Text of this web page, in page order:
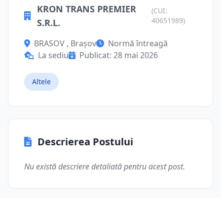
KRON TRANS PREMIER
S.R.L.
(CUI:
40651989)
BRASOV , Brașov
Normă întreagă
La sediu
Publicat: 28 mai 2026
Altele
Descrierea Postului
Nu există descriere detaliată pentru acest post.